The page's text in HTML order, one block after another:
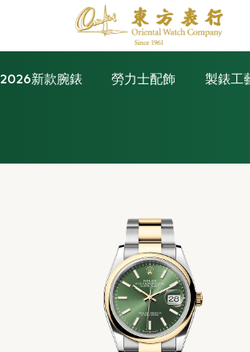
2026新款腕錶 勞力士配飾 製錶工